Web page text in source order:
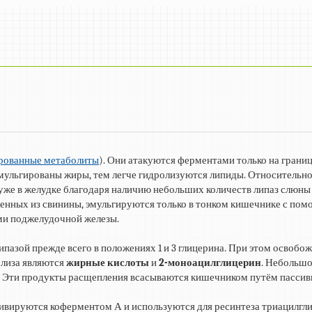
метаболиты). Они атакуются ферментами только на
жиры, тем легче гидролизуются липиды.
в желудке благодаря наличию небольших количеств липаз
из свинины, эмульгируются только в тонком кишечнике с
поджелудочной железы.
прежде всего в положениях 1 и 3 глицерина. При этом
являютсяжирные кислотыи2-моноацилглицерин.
Эти продукты расщепления всасываются кишечником путём
коферментом А и используются для ресинтеза